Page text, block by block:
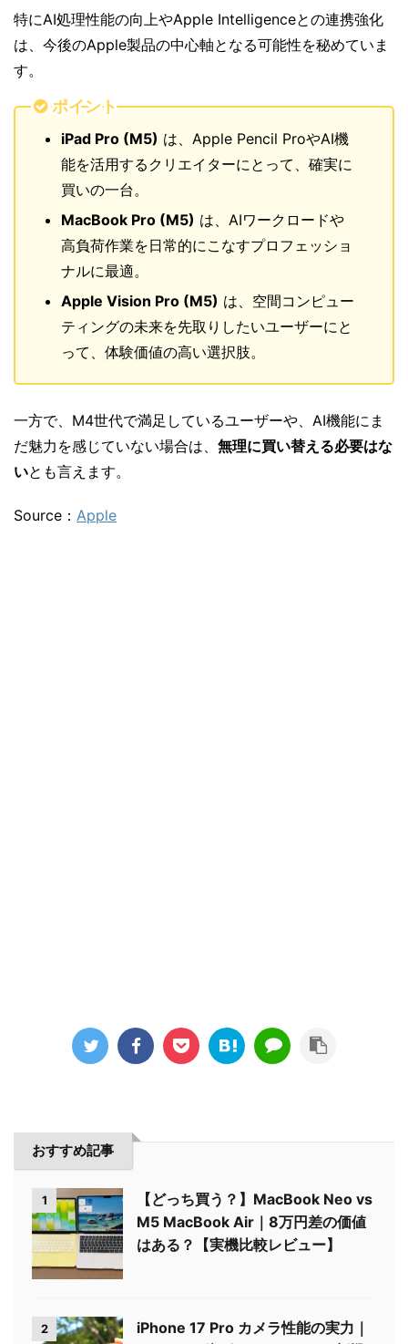
特にAI処理性能の向上やApple Intelligenceとの連携強化
は、今後のApple製品の中心軸となる可能性を秘めていま
す。
ポイント
iPad Pro (M5) は、Apple Pencil ProやAI機
能を活用するクリエイターにとって、確実に
買いの一台。
MacBook Pro (M5) は、AIワークロードや
高負荷作業を日常的にこなすプロフェッショ
ナルに最適。
Apple Vision Pro (M5) は、空間コンピュー
ティングの未来を先取りしたいユーザーにと
って、体験価値の高い選択肢。
一方で、M4世代で満足しているユーザーや、AI機能にま
だ魅力を感じていない場合は、 無理に買い替える必要はな
いとも言えます。
Source： Apple
おすすめ記事
1
【どっち買う？】MacBook Neo vs
M5 MacBook Air｜8万円差の価値
はある？【実機比較レビュー】
2
iPhone 17 Pro カメラ性能の実力｜